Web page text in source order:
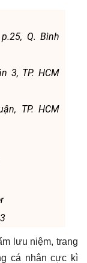
Q. Bình
3, TP. HCM
TP. HCM
lưu niệm, trang
cá nhân cực kì